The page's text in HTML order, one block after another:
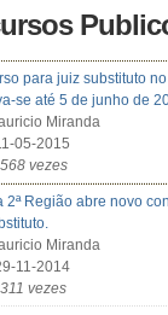
para juiz substituto no
se até 5 de junho de
Miranda
05-2015
vezes
2ª Região abre novo
Miranda
11-2014
vezes